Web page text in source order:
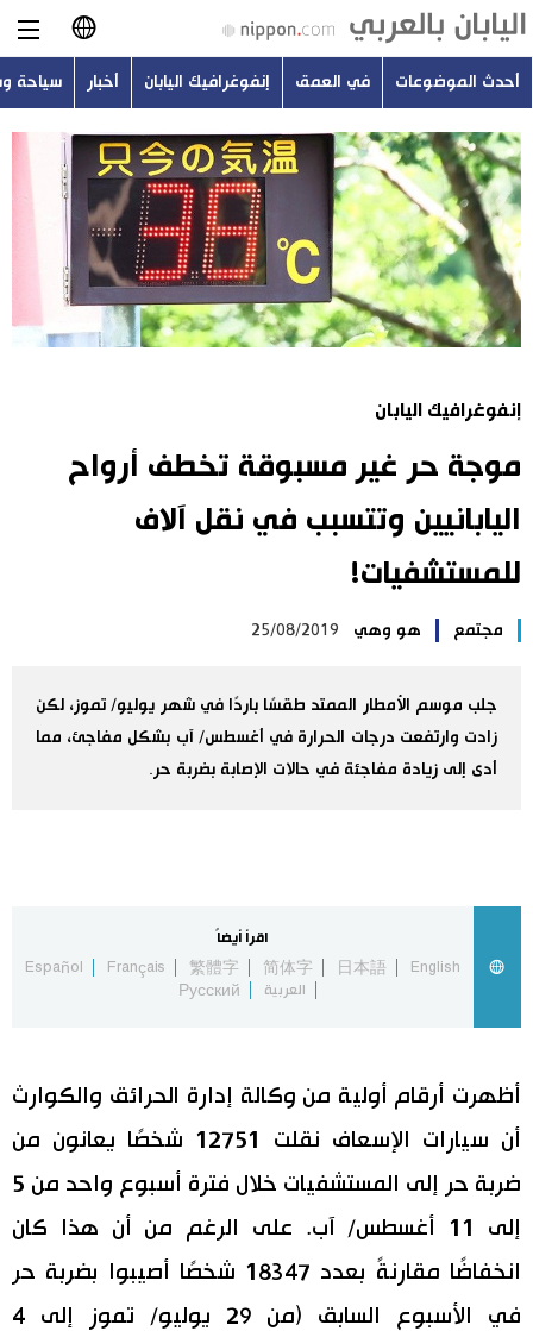
日本語
English
简体字
繁體字
Français
Русский
أحدث الموضوعات
في العمق
اليابان في فيديو
مانغا وأنيمي
علوم وتكنولوجيا
الأقسام
أشخاص
تجارب وآراء
اقتصاد
مجتمع
لايف ستايل
اللغة اليابانية
موسوعة اليابان
المطبخ الياباني
أحدث الموضوعات في العمق إنفوغرافيك اليابان أخبار سياحة
إنفوغرافيك اليابان
موجة حر غير مسبوقة تخطف أرواح
اليابانيين وتتسبب في نقل آلاف
للمستشفيات!
مجتمع هو وهي 25/08/2019
جلب موسم الأمطار الممتد طقسًا باردًا في شهر يوليو/ تموز، لكن
زادت وارتفعت درجات الحرارة في أغسطس/ آب بشكل مفاجئ، مما
أدى إلى زيادة مفاجئة في حالات الإصابة بضربة حر.
اقرأ أيضاً
English
日本語
简体字
繁體字
Français
Español
العربية
Русский
أظهرت أرقام أولية من وكالة إدارة الحرائق والكوارث
أن سيارات الإسعاف نقلت 12751 شخصًا يعانون من
ضربة حر إلى المستشفيات خلال فترة أسبوع واحد من 5
إلى 11 أغسطس/ آب. على الرغم من أن هذا كان
انخفاضًا مقارنةً بعدد 18347 شخصًا أصيبوا بضربة حر
في الأسبوع السابق (من 29 يوليو/ تموز إلى 4